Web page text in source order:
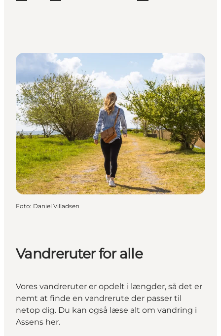
Foto: Daniel Villadsen
Vandreruter for alle
Vores vandreruter er opdelt i længder, så det er
nemt at finde en vandrerute der passer til
netop dig. Du kan også læse alt om vandring i
Assens her.